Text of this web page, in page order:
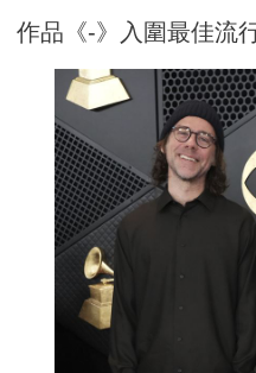
作品《-》入圍最佳流